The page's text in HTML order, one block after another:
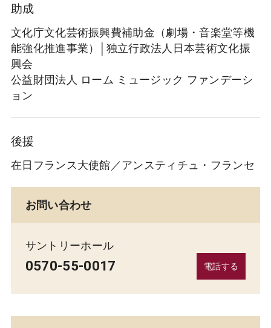
助成
文化庁文化芸術振興費補助金（劇場・音楽堂等機
能強化推進事業）│独立行政法人日本芸術文化振
興会
公益財団法人 ローム ミュージック ファンデーシ
ョン
後援
在日フランス大使館／アンスティチュ・フランセ
お問い合わせ
サントリーホール
0570-55-0017 電話する